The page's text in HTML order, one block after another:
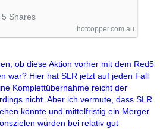
5 Shares
hotcopper.com.au
ob diese Aktion vorher mit dem Red5
war? Hier hat SLR jetzt auf jeden Fall
Komplettübernahme reicht der
nicht. Aber ich vermute, dass SLR
könnte und mittelfristig ein Merger
würden bei relativ gut